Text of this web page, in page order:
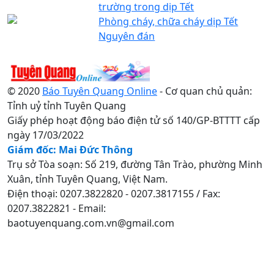
trường trong dịp Tết
Phòng cháy, chữa cháy dịp Tết
Nguyên đán
© 2020 Báo Tuyên Quang Online- Cơ quan chủ quản:
Tỉnh uỷ tỉnh Tuyên Quang
Giấy phép hoạt động báo điện tử số 140/GP-BTTTT cấp
ngày 17/03/2022
Giám đốc: Mai Đức Thông
Trụ sở Tòa soạn: Số 219, đường Tân Trào, phường Minh
Xuân, tỉnh Tuyên Quang, Việt Nam.
Điện thoại: 0207.3822820 - 0207.3817155 / Fax:
0207.3822821 - Email:
baotuyenquang.com.vn@gmail.com